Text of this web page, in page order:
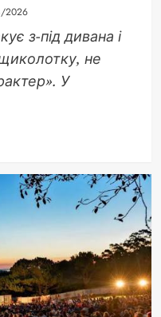
2026
з-під дивана і
не
У